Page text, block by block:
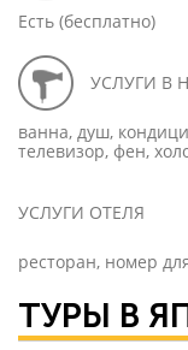
Есть (бесплатно)
УСЛУГИ В
ванна, душ,
телевизор, фен,
УСЛУГИ ОТЕЛЯ
ресторан, номер
ТУРЫ В